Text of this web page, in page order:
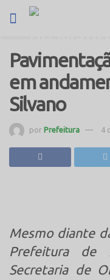
em
Silvano
por Prefeitura 4
Mesmo diante
Prefeitura de
Secretaria de